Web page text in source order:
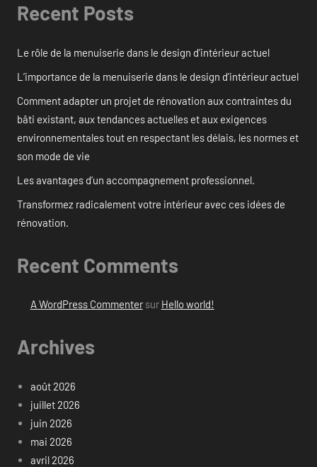
Recent Posts
Le rôle de la menuiserie dans le design d’intérieur actuel
L’importance de la menuiserie dans le design d’intérieur actuel
Comment adapter un projet de rénovation aux contraintes du
bâti existant, aux tendances actuelles et aux exigences
environnementales tout en respectant les délais, les normes et
son mode de vie
Les avantages d’un accompagnement professionnel.
Transformez radicalement votre intérieur avec ces idées de
rénovation.
Recent Comments
A WordPress Commentersur Hello world!
Archives
août 2026
juillet 2026
juin 2026
mai 2026
avril 2026